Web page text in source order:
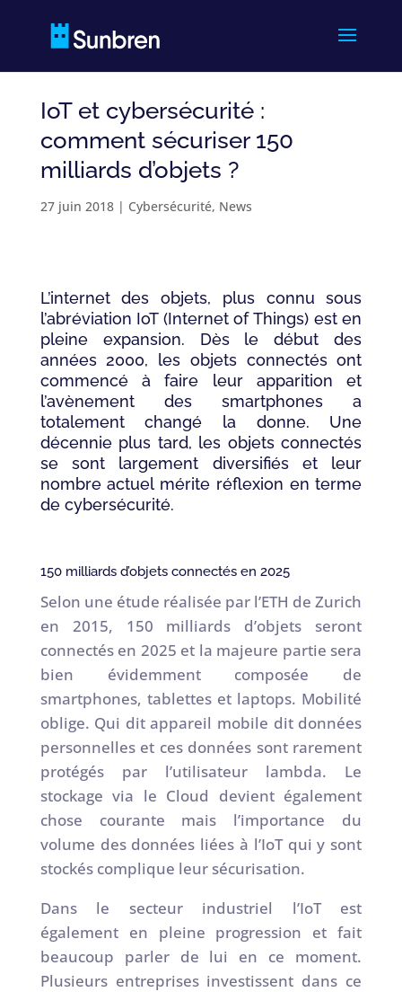
IoT et cybersécurité :
comment sécuriser 150
milliards d’objets ?
27 juin 2018| Cybersécurité, News
L’internet des objets, plus connu sous
l’abréviation IoT (Internet of Things) est en
pleine expansion. Dès le début des
années 2000, les objets connectés ont
commencé à faire leur apparition et
l’avènement des smartphones a
totalement changé la donne. Une
décennie plus tard, les objets connectés
se sont largement diversifiés et leur
nombre actuel mérite réflexion en terme
de cybersécurité.
150 milliards d’objets connectés en 2025
Selon une étude réalisée par l’ETH de Zurich
en 2015, 150 milliards d’objets seront
connectés en 2025 et la majeure partie sera
bien évidemment composée de
smartphones, tablettes et laptops. Mobilité
oblige. Qui dit appareil mobile dit données
personnelles et ces données sont rarement
protégés par l’utilisateur lambda. Le
stockage via le Cloud devient également
chose courante mais l’importance du
volume des données liées à l’IoT qui y sont
stockés complique leur sécurisation.
Dans le secteur industriel l’IoT est
également en pleine progression et fait
beaucoup parler de lui en ce moment.
Plusieurs entreprises investissent dans ce